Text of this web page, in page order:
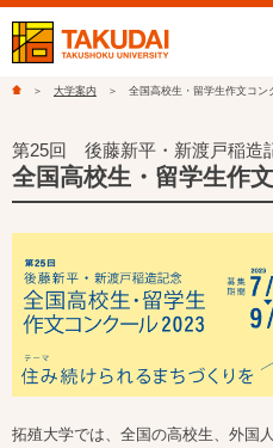
大学案内 全国高校生・留学生作文コン
第25回 後藤新平・新渡戸稲造
全国高校生・留学生作
拓殖大学では、全国の高校生、外国